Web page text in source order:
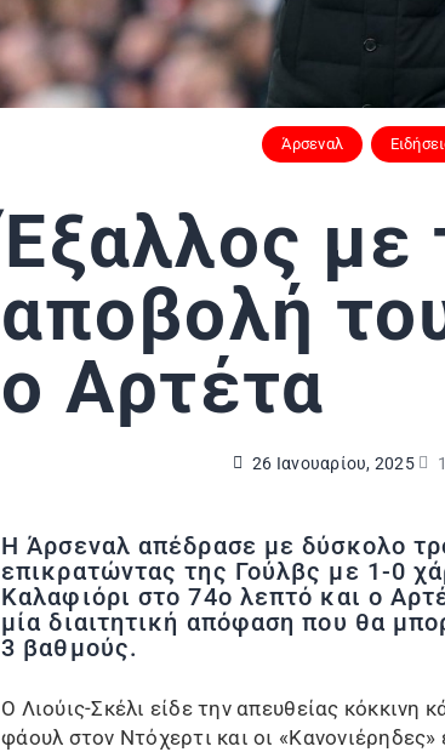
Άρσεναλ
Έξαλλος με
αποβολή
ο Αρτέτα
26 Ιανουαρίου, 2025
Η Άρσεναλ απέδρασε με δύσκολο
επικρατώντας της Γούλβς με 1-0
Καλαφιόρι στο 74ο λεπτό και ο
μία διαιτητική απόφαση που θα
3 βαθμούς.
Ο Λιούις-Σκέλι είδε την απευθείας κόκκινη
φάουλ στον Ντόχερτι και οι